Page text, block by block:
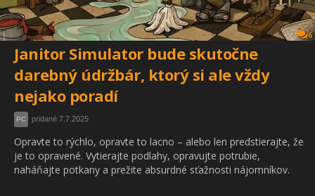
6
Janitor Simulator bude skutočne
darebný údržbár, ktorý si ale vždy
nejako poradí
PC pridané 7.7.2025
Opravte to rýchlo, opravte to lacno – alebo len predstierajte, že
je to opravené. Vytierajte podlahy, opravujte potrubie,
naháňajte potkany a prežite absurdné sťažnosti nájomníkov.